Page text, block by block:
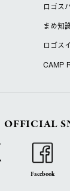
ロゴス
まめ知
ロゴス
CAMP
OFFICIAL
Facebook